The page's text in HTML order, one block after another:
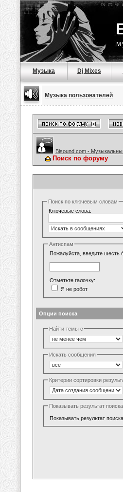
Музыка Dj Mixes
Музыка пользователей
Bisound.com -
Поиск по форуму
Поиск по ключевым словам
Ключевые слова:
Антиспам
Пожалуйста, введите шесть
Отметьте галочку:
Я не робот
Опции поиска
Найти темы с
Искать сообщения
Критерии сортировки
Показывать результат
Показывать результат